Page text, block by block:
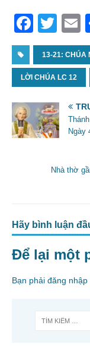
F
a
c
e
b
o
o
T
w
itt
er
13-21: CHÚA
LỜI CHÚA LC 12
Ngày
Nhà thờ
Hãy bình luận
Để lại một
Bạn phải đăng nhập